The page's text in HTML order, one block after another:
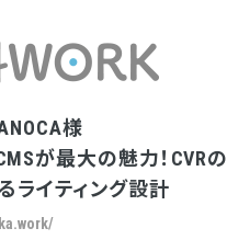
様
が最大の魅力！CVRの
ライティング設計